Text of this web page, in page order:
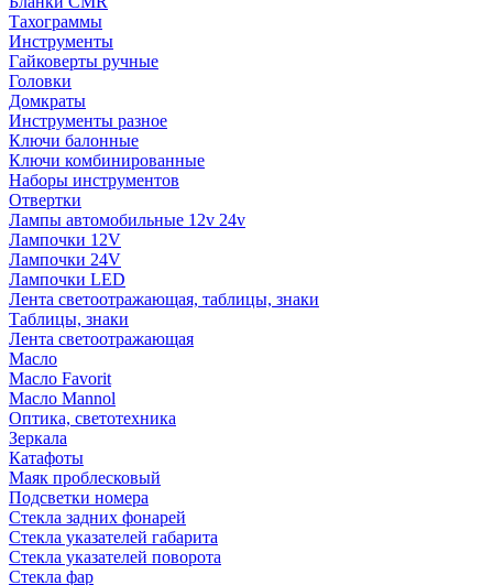
Тахограммы
Инструменты
Гайковерты ручные
Головки
Домкраты
Инструменты разное
Ключи балонные
Ключи комбинированные
Наборы инструментов
Отвертки
Лампы автомобильные 12v 24v
Лампочки 12V
Лампочки 24V
Лампочки LED
Лента светоотражающая, таблицы, знаки
Таблицы, знаки
Лента светоотражающая
Масло
Масло Favorit
Масло Mannol
Оптика, светотехника
Зеркала
Катафоты
Маяк проблесковый
Подсветки номера
Стекла задних фонарей
Стекла указателей габарита
Стекла указателей поворота
Стекла фар